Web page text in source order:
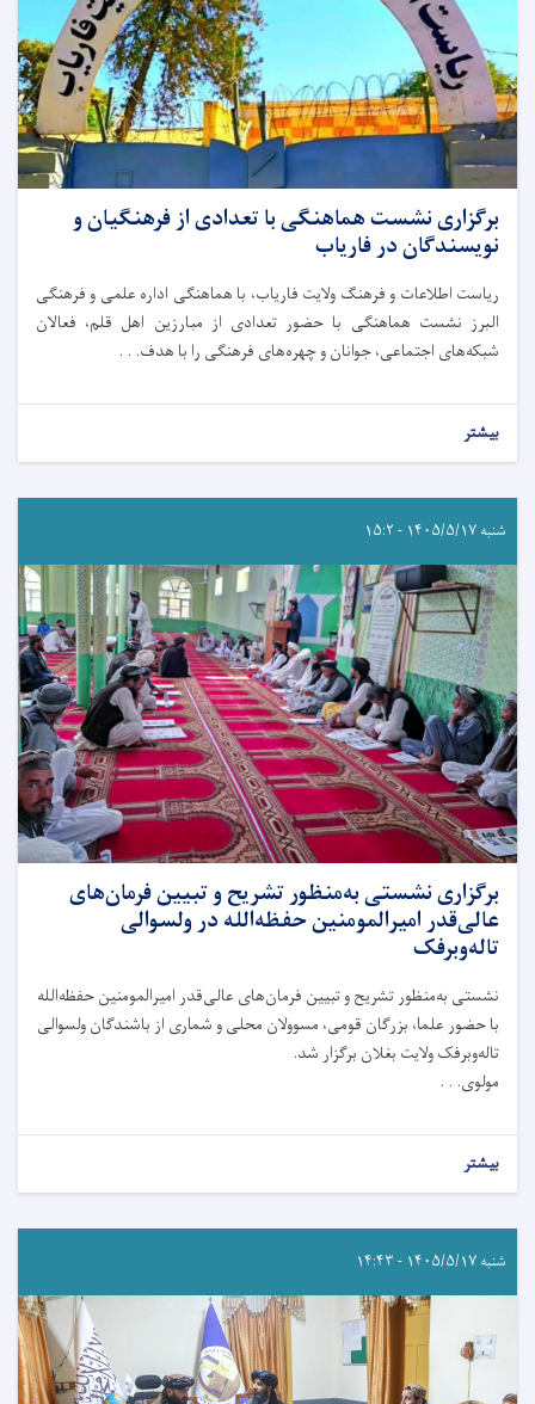
برگزاری نشست هماهنگی با تعدادی از فرهنگیان و
نویسندگان در فاریاب
ریاست اطلاعات و فرهنگ ولایت فاریاب، با هماهنگی اداره علمی و فرهنگی
البرز نشست هماهنگی با حضور تعدادی از مبارزین اهل قلم، فعالان
شبکه‌های اجتماعی، جوانان و چهره‌های فرهنگی را با هدف. . .
بیشتر
شنبه ۱۴۰۵/۵/۱۷ - ۱۵:۲
برگزاری نشستی به‌منظور تشریح و تبیین فرمان‌های
عالی‌قدر امیرالمومنین حفظه‌الله در ولسوالی
تاله‌و‌برفک
نشستی به‌منظور تشریح و تبیین فرمان‌های عالی‌قدر امیرالمومنین حفظه‌الله
با حضور علما، بزرگان قومی، مسوولان محلی و شماری از باشندگان ولسوالی
تاله‌و‌برفک ولایت بغلان برگزار شد.
مولوی. . .
بیشتر
شنبه ۱۴۰۵/۵/۱۷ - ۱۴:۴۳